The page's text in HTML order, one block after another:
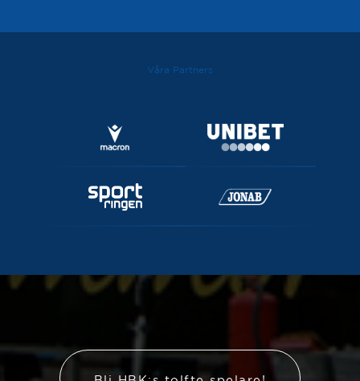
Våra Partners